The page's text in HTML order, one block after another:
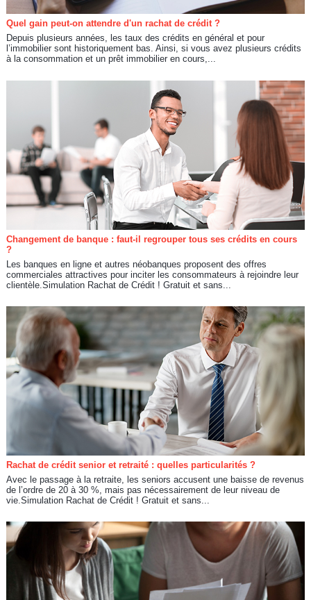
Quel gain peut-on attendre d'un rachat de crédit ?
Depuis plusieurs années, les taux des crédits en général et pour
l’immobilier sont historiquement bas. Ainsi, si vous avez plusieurs crédits
à la consommation et un prêt immobilier en cours,...
Changement de banque : faut-il regrouper tous ses crédits en cours
?
Les banques en ligne et autres néobanques proposent des offres
commerciales attractives pour inciter les consommateurs à rejoindre leur
clientèle.Simulation Rachat de Crédit ! Gratuit et sans...
Rachat de crédit senior et retraité : quelles particularités ?
Avec le passage à la retraite, les seniors accusent une baisse de revenus
de l’ordre de 20 à 30 %, mais pas nécessairement de leur niveau de
vie.Simulation Rachat de Crédit ! Gratuit et sans...